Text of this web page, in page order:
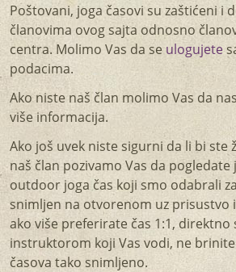
Poštovani, joga časovi su zaštićeni i
članovima ovog sajta odnosno
centra. Molimo Vas da se ulogujete
podacima.
Ako niste naš član molimo Vas da nas
više informacija.
Ako još uvek niste sigurni da li bi ste
naš član pozivamo Vas da pogledate
outdoor joga čas koji smo odabrali
snimljen na otvorenom uz prisustvo
ako više preferirate čas 1:1, direktno
instruktorom koji Vas vodi, ne
časova tako snimljeno.